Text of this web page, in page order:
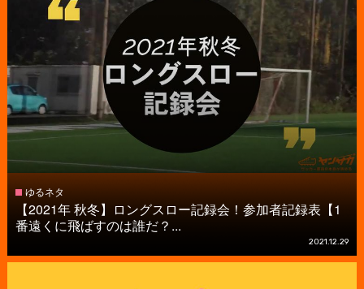
ゆるネタ
【2021年 秋冬】ロングスロー記録会！参加者記録表【1
番遠くに飛ばすのは誰だ？...
2021.12.29